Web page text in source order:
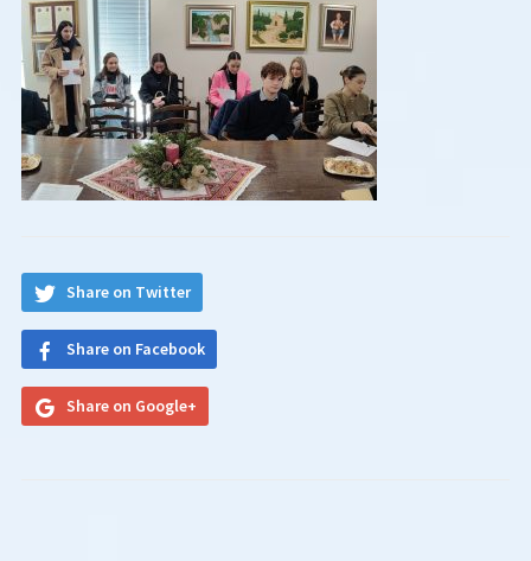
Share on Twitter
Share on Facebook
Share on Google+